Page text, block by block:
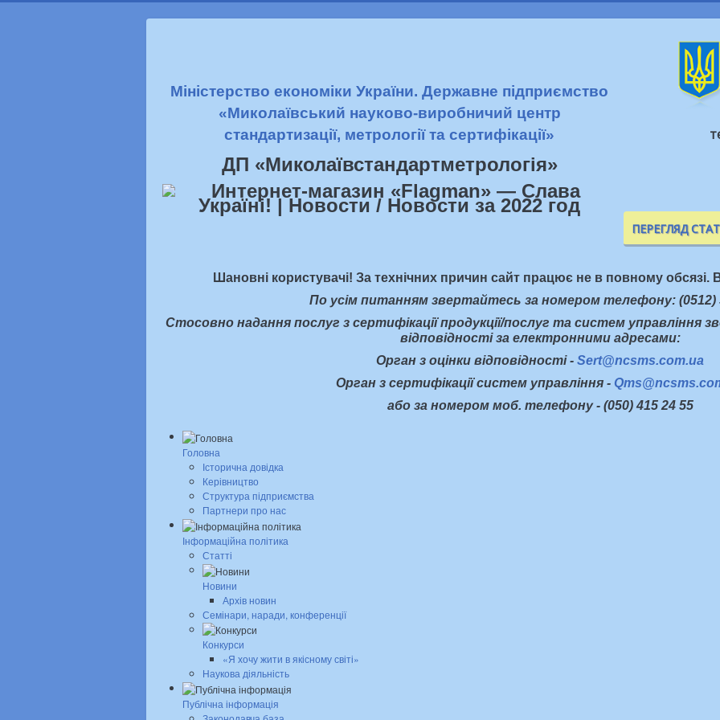
Міністерство економіки України. Державне підприємство
«Миколаївський науково-виробничий центр
стандартизації, метрології та сертифікації»
ДП «Миколаївстандартметрологiя»
ПЕРЕГЛЯД
Шановні користувачі! За технічних причин сайт працює не в повному обсязі.
По усім питанням звертайтесь за номером телефону: (0512)
Стосовно надання послуг з сертифікації продукції/послуг та систем управління
відповідності за електронними адресами:
Орган з оцінки відповідності - Sert@ncsms.com.ua
Орган з сертифікації систем управління -
або за номером моб. телефону - (050) 415 24 55
Головна
Історична довідка
Керівництво
Структура підприємства
Партнери про нас
Інформаційна політика
Статті
Новини
Архів новин
Семінари, наради, конференції
Конкурси
«Я хочу жити в якісному світі»
Наукова діяльність
Публічна інформація